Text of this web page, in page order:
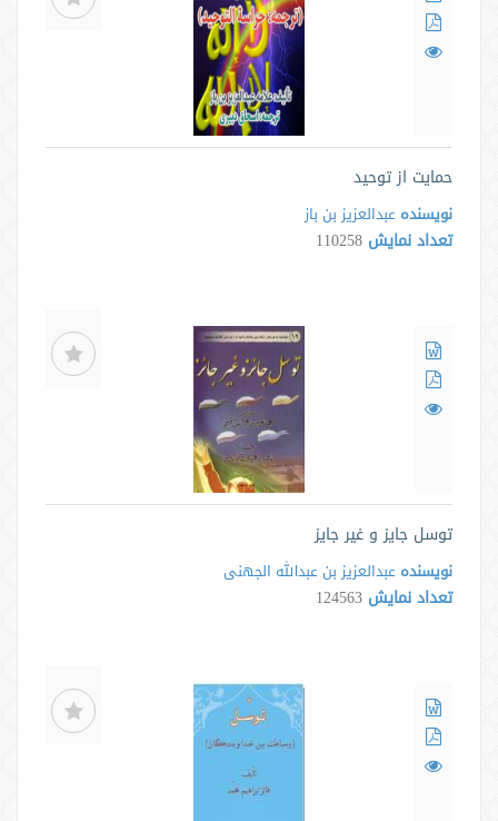
حمایت از توحید
نویسنده عبدالعزیز بن باز
تعداد نمایش 110258
توسل جایز و غیر جایز
نویسنده عبدالعزیز بن عبدالله الجهنی
تعداد نمایش 124563